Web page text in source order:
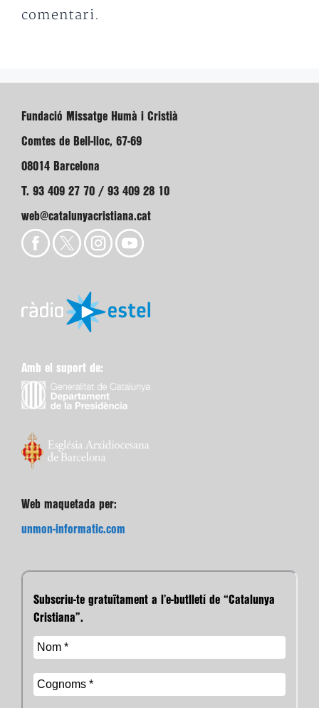
comentari.
Fundació Missatge Humà i Cristià
Comtes de Bell-lloc, 67-69
08014 Barcelona
T. 93 409 27 70 / 93 409 28 10
web@catalunyacristiana.cat
Amb el suport de:
Web maquetada per:
unmon-informatic.com
Subscriu-te gratuïtament a l’e-butlletí de “Catalunya
Cristiana”.